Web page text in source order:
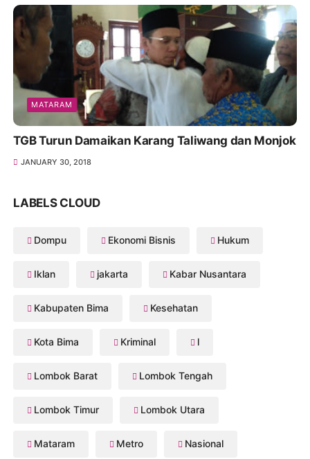
MATARAM
TGB Turun Damaikan Karang Taliwang dan Monjok
JANUARY 30, 2018
LABELS CLOUD
Dompu Ekonomi Bisnis Hukum
Iklan jakarta Kabar Nusantara
Kabupaten Bima Kesehatan
Kota Bima Kriminal l
Lombok Barat Lombok Tengah
Lombok Timur Lombok Utara
Mataram Metro Nasional